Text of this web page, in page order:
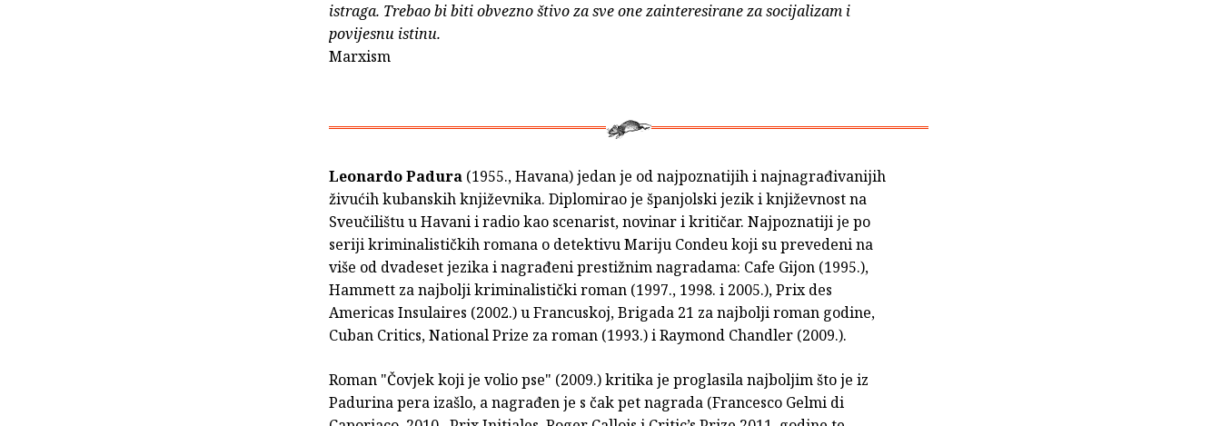
istraga. Trebao bi biti obvezno štivo za sve one zainteresirane za socijalizam i
povijesnu istinu.
Marxism
Leonardo Padura (1955., Havana) jedan je od najpoznatijih i najnagrađivanijih
živućih kubanskih književnika. Diplomirao je španjolski jezik i književnost na
Sveučilištu u Havani i radio kao scenarist, novinar i kritičar. Najpoznatiji je po
seriji kriminalističkih romana o detektivu Mariju Condeu koji su prevedeni na
više od dvadeset jezika i nagrađeni prestižnim nagradama: Cafe Gijon (1995.),
Hammett za najbolji kriminalistički roman (1997., 1998. i 2005.), Prix des
Americas Insulaires (2002.) u Francuskoj, Brigada 21 za najbolji roman godine,
Cuban Critics, National Prize za roman (1993.) i Raymond Chandler (2009.).
Roman "Čovjek koji je volio pse" (2009.) kritika je proglasila najboljim što je iz
Padurina pera izašlo, a nagrađen je s čak pet nagrada (Francesco Gelmi di